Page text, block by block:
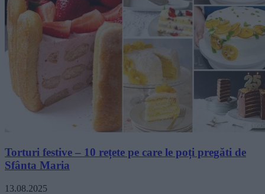
Torturi festive – 10 rețete pe care le poți pregăti de
Sfânta Maria
13.08.2025